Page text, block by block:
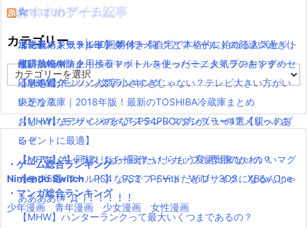
おすすめゲーム記事
【モンハンワールド】キャラメイクとフィールドの顔違い過ぎ(;
´Д｀)www
【MHW】モンハン文字小さすぎじゃない？テレビ大きい方がい
いかな？
【MHW】モンハンやるならPS4PROの方がいいの？メリットあ
る？
【MHW】キャラクリは一回作ったらもう変更出来ないの？
【モンハンワールド】なんでフィードだとブサイクになるんじゃ
ああああ(#ﾟДﾟ)！！！！！
【MHW】ハンターランクって最大いくつまであるの？
Amazonアイテム
水耕栽培キット|LED照明付き！自宅で本格的に始める人気セット
水耕栽培キット｜ペットボトルを使ったミニタイプのおすすめセ
ットを紹介
東芝冷蔵庫｜2018年版！最新のTOSHIBA冷蔵庫まとめ
おしゃれなデザインのペアステンレスタンブラー4選【親へのプ
レゼントに最適】
【ペアマグ】同棲したら揃えたい！カップル専用のかわいいマグ
カップ5選
☆
ニンテンドースイッチ 本体 一覧
使い捨てマスク
☆
消化器／人気ランキング
耐震・転倒防止用接着マット・ストッパー／人気ランキング
応急処置グッツ／人気ランキング
☆
カテゴリー
カ
テ
リ
ー
・ゲーム総合ランキング
Nintendo Switch
PS4 PS3 PSVita WiiU 3DS
XBox One
・マンガ総合ランキング
少年漫画
青年漫画 少女漫画 女性漫画